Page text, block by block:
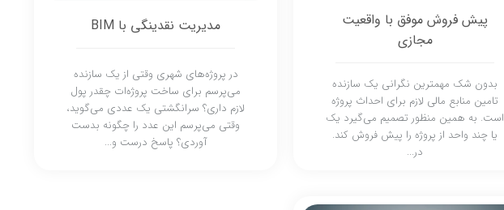
پیش فروش موفق با واقعیت
مجازی
بدون شک مهمترین نگرانی یک سازنده
تامین منابع مالی لازم برای احداث پروژه
است. به همین منظور تصمیم می‌گیرد یک
یا چند واحد از پروژه را پیش فروش کند.
در...
مدیریت نقدینگی با BIM
در پروژه‌های شهری وقتی از یک سازنده
می‌پرسم برای ساخت پروژه‌ات چقدر پول
لازم داری؟ سرانگشتی یک عددی می‌گوید،
وقتی می‌پرسم این عدد را چگونه بدست
آوردی؟ پاسخ درست و...